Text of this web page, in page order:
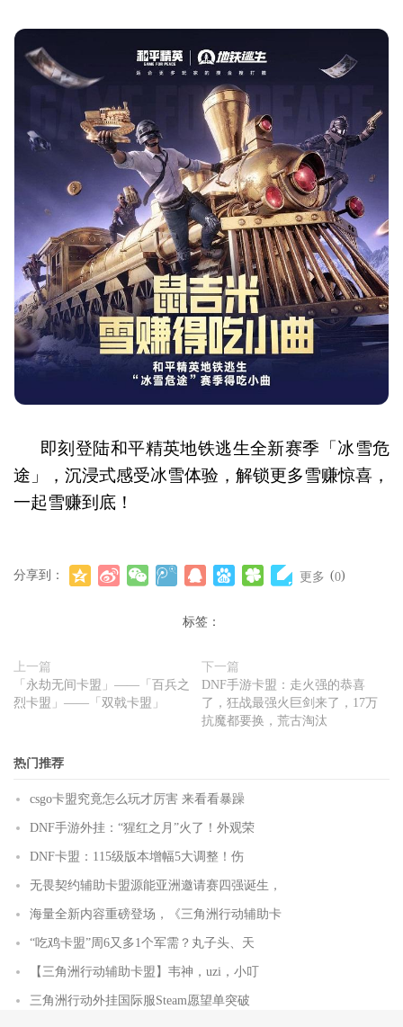
即刻登陆和平精英地铁逃生全新赛季「冰雪危
途」，沉浸式感受冰雪体验，解锁更多雪赚惊喜，
一起雪赚到底！
分享到： 更多 (0)
标签：
上一篇
「永劫无间卡盟」——「百兵之
烈卡盟」——「双戟卡盟」
下一篇
DNF手游卡盟：走火强的恭喜
了，狂战最强火巨剑来了，17万
抗魔都要换，荒古淘汰
热门推荐
csgo卡盟究竟怎么玩才厉害 来看看暴躁
DNF手游外挂：“猩红之月”火了！外观荣
DNF卡盟：115级版本增幅5大调整！伤
无畏契约辅助卡盟源能亚洲邀请赛四强诞生，
海量全新内容重磅登场，《三角洲行动辅助卡
“吃鸡卡盟”周6又多1个军需？丸子头、天
【三角洲行动辅助卡盟】韦神，uzi，小叮
三角洲行动外挂国际服Steam愿望单突破